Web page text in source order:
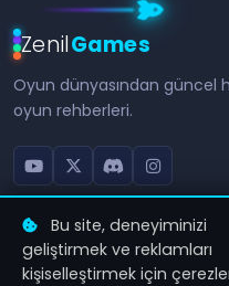
ZenilGames
Oyun dünyasından güncel
oyun rehberleri.
NAVIGASYON
Ana Sayfa
Bu site, deneyiminizi
geliştirmek ve reklamları
kişiselleştirmek için